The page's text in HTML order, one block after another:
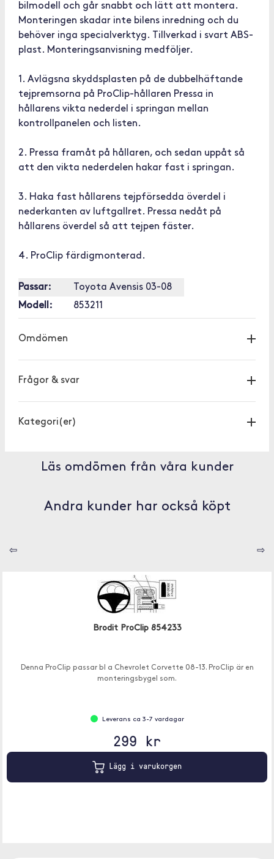
bilmodell och går snabbt och lätt att montera.
Monteringen skadar inte bilens inredning och du
behöver inga specialverktyg. Tillverkad i svart ABS-
plast. Monteringsanvisning medföljer.
1. Avlägsna skyddsplasten på de dubbelhäftande
tejpremsorna på ProClip-hållaren Pressa in
hållarens vikta nederdel i springan mellan
kontrollpanelen och listen.
2. Pressa framåt på hållaren, och sedan uppåt så
att den vikta nederdelen hakar fast i springan.
3. Haka fast hållarens tejpförsedda överdel i
nederkanten av luftgallret. Pressa nedåt på
hållarens överdel så att tejpen fäster.
4. ProClip färdigmonterad.
Passar:
Toyota Avensis 03-08
Modell:
853211
Omdömen
Frågor & svar
Kategori(er)
Läs omdömen från våra kunder
Andra kunder har också köpt
⇦ ⇨
Brodit ProClip 854233
Denna ProClip passar bl a Chevrolet Corvette 08-13. ProClip är en
monteringsbygel som.
Leverans ca 3-7 vardagar
299 kr
Lägg i varukorgen